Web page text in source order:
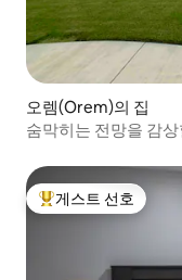
오렘(Orem)의 집
숨막히는 전망을 감
상위 게스트 선호
게스트 선호